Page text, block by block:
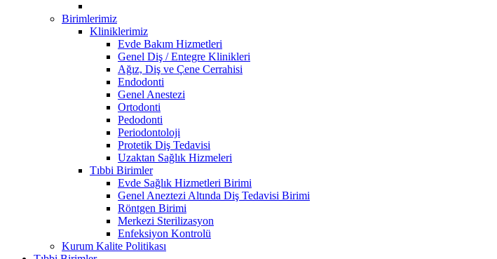
Birimlerimiz
Kliniklerimiz
Evde Bakım Hizmetleri
Genel Diş / Entegre Klinikleri
Ağız, Diş ve Çene Cerrahisi
Endodonti
Genel Anestezi
Ortodonti
Pedodonti
Periodontoloji
Protetik Diş Tedavisi
Uzaktan Sağlık Hizmeleri
Tıbbi Birimler
Evde Sağlık Hizmetleri Birimi
Genel Aneztezi Altında Diş Tedavisi Birimi
Röntgen Birimi
Merkezi Sterilizasyon
Enfeksiyon Kontrolü
Kurum Kalite Politikası